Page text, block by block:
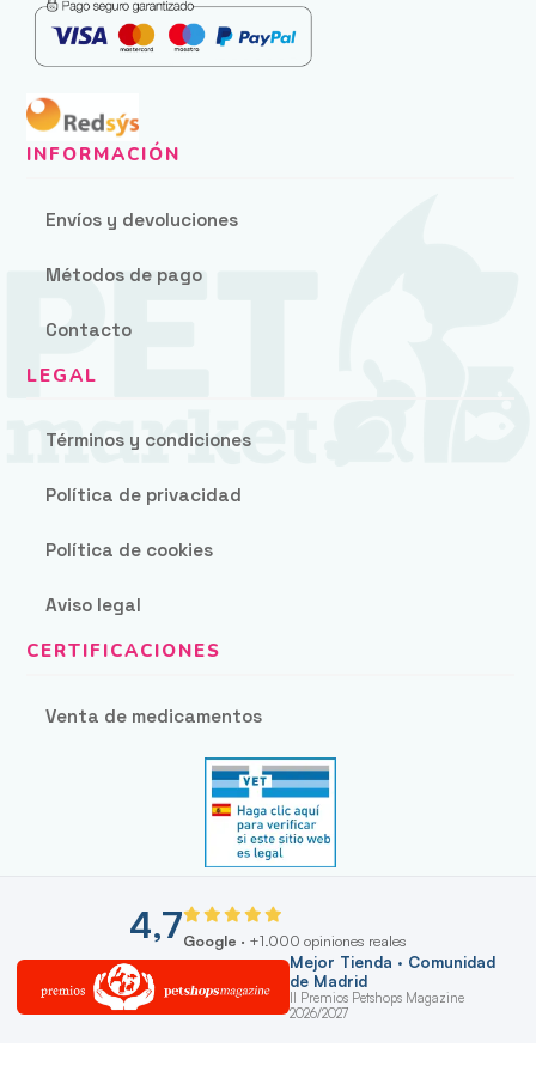
Envíos y devoluciones
Métodos de pago
Contacto
Términos y condiciones
Política de privacidad
Política de cookies
Aviso legal
Venta de medicamentos
4,7Google · +1.000 opiniones reales
Mejor Tienda · Comunidad
de Madrid
II Premios Petshops Magazine
2026/2027